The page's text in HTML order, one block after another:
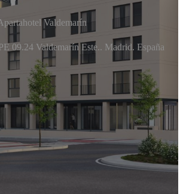
Valdemarín
09.24 Valdemarín Este.. Madrid. España